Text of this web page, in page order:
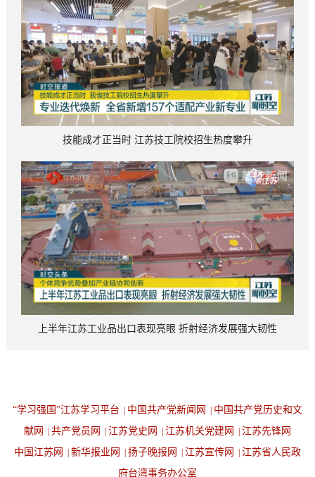
技能成才正当时 江苏技工院校招生热度攀升
上半年江苏工业品出口表现亮眼 折射经济发展强大韧性
“学习强国”江苏学习平台 中国共产党新闻网
中国共产党历史和文
献网
共产党员网 江苏党史网 江苏机关党建网
江苏先锋网
中国江苏网
新华报业网 扬子晚报网 江苏宣传网
江苏省人民政
府台湾事务办公室